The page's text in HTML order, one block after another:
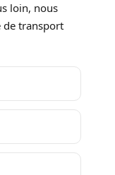
loin, nous
de transport